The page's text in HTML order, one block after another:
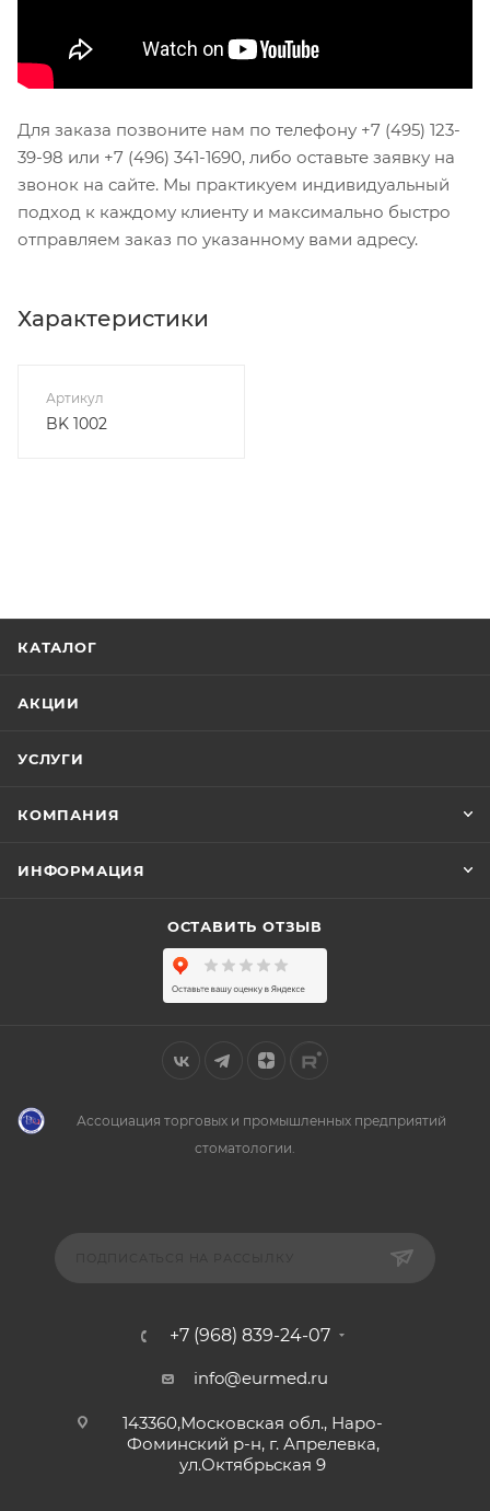
Для заказа позвоните нам по телефону +7 (495) 123-
39-98 или +7 (496) 341-1690, либо оставьте заявку на
звонок на сайте. Мы практикуем индивидуальный
подход к каждому клиенту и максимально быстро
отправляем заказ по указанному вами адресу.
Характеристики
Артикул
BK 1002
КАТАЛОГ
АКЦИИ
УСЛУГИ
КОМПАНИЯ
ИНФОРМАЦИЯ
ОСТАВИТЬ ОТЗЫВ
Ассоциация торговых и промышленных предприятий
стоматологии.
+7 (968) 839-24-07
info@eurmed.ru
143360,Московская обл., Наро-
Фоминский р-н, г. Апрелевка,
ул.Октябрьская 9